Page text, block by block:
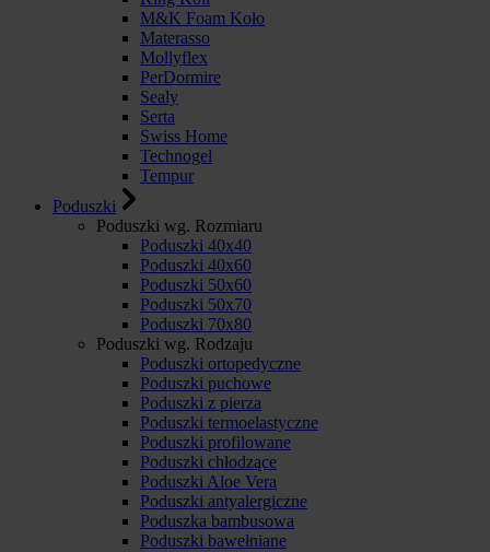
M&K Foam Koło
Materasso
Mollyflex
PerDormire
Sealy
Serta
Swiss Home
Technogel
Tempur
Poduszki
Poduszki wg. Rozmiaru
Poduszki 40x40
Poduszki 40x60
Poduszki 50x60
Poduszki 50x70
Poduszki 70x80
Poduszki wg. Rodzaju
Poduszki ortopedyczne
Poduszki puchowe
Poduszki z pierza
Poduszki termoelastyczne
Poduszki profilowane
Poduszki chłodzące
Poduszki Aloe Vera
Poduszki antyalergiczne
Poduszka bambusowa
Poduszki bawełniane